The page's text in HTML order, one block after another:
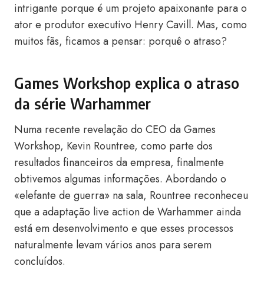
intrigante porque é um projeto apaixonante para o
ator e produtor executivo Henry Cavill. Mas, como
muitos fãs, ficamos a pensar: porquê o atraso?
Games Workshop explica o atraso
da série Warhammer
Numa recente revelação do CEO da Games
Workshop, Kevin Rountree, como parte dos
resultados financeiros da empresa, finalmente
obtivemos algumas informações. Abordando o
«elefante de guerra» na sala, Rountree reconheceu
que a adaptação live action de Warhammer ainda
está em desenvolvimento e que esses processos
naturalmente levam vários anos para serem
concluídos.